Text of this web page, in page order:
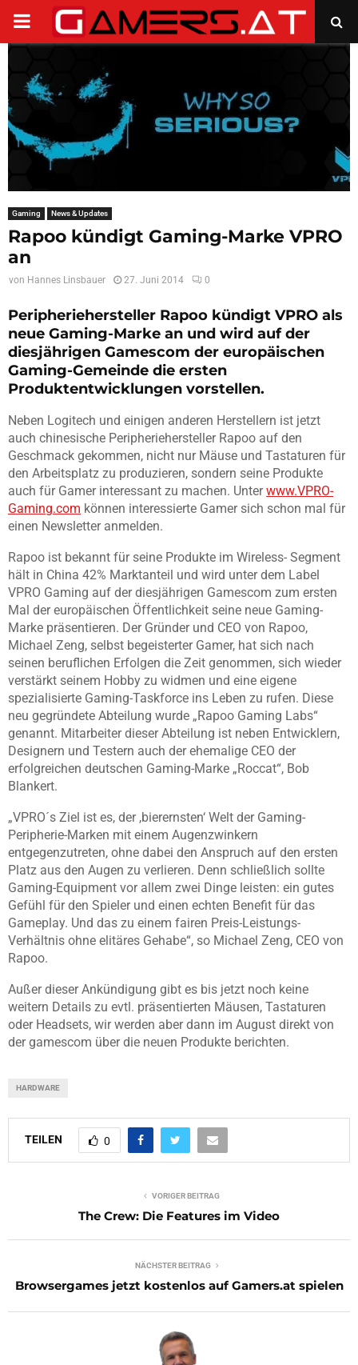
PRIMARY
Gaming News & Updates
Rapoo kündigt Gaming-Marke VPRO
an
von Hannes Linsbauer 27. Juni 2014 0
Peripheriehersteller Rapoo kündigt VPRO als
neue Gaming-Marke an und wird auf der
diesjährigen Gamescom der europäischen
Gaming-Gemeinde die ersten
Produktentwicklungen vorstellen.
Neben Logitech und einigen anderen Herstellern ist jetzt
auch chinesische Peripheriehersteller Rapoo auf den
Geschmack gekommen, nicht nur Mäuse und Tastaturen für
den Arbeitsplatz zu produzieren, sondern seine Produkte
auch für Gamer interessant zu machen. Unterwww.VPRO-
Gaming.com können interessierte Gamer sich schon mal für
einen Newsletter anmelden.
Rapoo ist bekannt für seine Produkte im Wireless- Segment
hält in China 42% Marktanteil und wird unter dem Label
VPRO Gaming auf der diesjährigen Gamescom zum ersten
Mal der europäischen Öffentlichkeit seine neue Gaming-
Marke präsentieren. Der Gründer und CEO von Rapoo,
Michael Zeng, selbst begeisterter Gamer, hat sich nach
seinen beruflichen Erfolgen die Zeit genommen, sich wieder
verstärkt seinem Hobby zu widmen und eine eigene
spezialisierte Gaming-Taskforce ins Leben zu rufen. Diese
neu gegründete Abteilung wurde „Rapoo Gaming Labs“
genannt. Mitarbeiter dieser Abteilung ist neben Entwicklern,
Designern und Testern auch der ehemalige CEO der
erfolgreichen deutschen Gaming-Marke „Roccat“, Bob
Blankert.
„VPRO´s Ziel ist es, der ,bierernsten‘ Welt der Gaming-
Peripherie-Marken mit einem Augenzwinkern
entgegenzutreten, ohne dabei den Anspruch auf den ersten
Platz aus den Augen zu verlieren. Denn schließlich sollte
Gaming-Equipment vor allem zwei Dinge leisten: ein gutes
Gefühl für den Spieler und einen echten Benefit für das
Gameplay. Und das zu einem fairen Preis-Leistungs-
Verhältnis ohne elitäres Gehabe“, so Michael Zeng, CEO von
Rapoo.
Außer dieser Ankündigung gibt es bis jetzt noch keine
weitern Details zu evtl. präsentierten Mäusen, Tastaturen
oder Headsets, wir werden aber dann im August direkt von
der gamescom über die neuen Produkte berichten.
HARDWARE
TEILEN 0
VORIGER BEITRAG
The Crew: Die Features im Video
NÄCHSTER BEITRAG
Browsergames jetzt kostenlos auf Gamers.at spielen